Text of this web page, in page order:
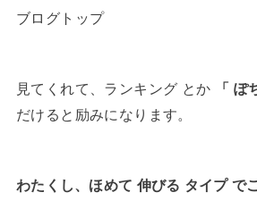
ブログトップ
見てくれて、ランキング とか 「 ぽ
だけると励みになります。
わたくし、ほめて 伸びる タイプ で